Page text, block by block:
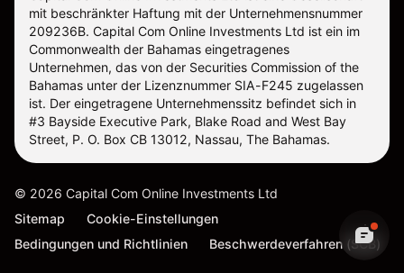
mit beschränkter Haftung mit der Unternehmensnummer
209236B. Capital Com Online Investments Ltd ist ein im
Commonwealth der Bahamas eingetragenes
Unternehmen, das von der Securities Commission of the
Bahamas unter der Lizenznummer SIA-F245 zugelassen
ist. Der eingetragene Unternehmenssitz befindet sich in
#3 Bayside Executive Park, Blake Road and West Bay
Street, P. O. Box CB 13012, Nassau, The Bahamas.
© 2026 Capital Com Online Investments Ltd
Sitemap
Cookie-Einstellungen
Bedingungen und Richtlinien
Beschwerdeverfahren (SCB)